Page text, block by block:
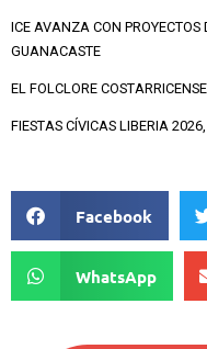
ICE AVANZA CON PROYECTOS
GUANACASTE
EL FOLCLORE
FIESTAS CÍVICAS LIBERIA
Facebook
WhatsApp